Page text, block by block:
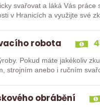
svařovat a láká Vás
v Hranicích a využijte své
robota
Pokud máte jakékoliv
strojním anebo i ručním
obrábění